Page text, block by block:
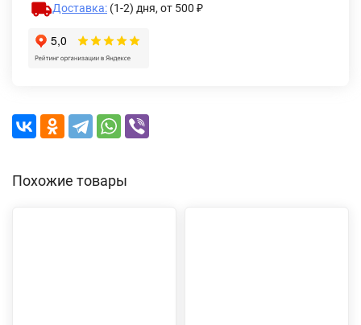
Доставка: (1-2) дня, от 500 ₽
Похожие товары